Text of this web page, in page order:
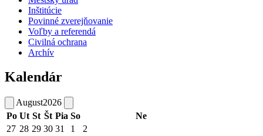
Inštitúcie
Povinné zverejňovanie
Voľby a referendá
Civilná ochrana
Archív
Kalendár
August2026
Po Ut St Št Pia So
Ne
27 28 29 30 31 1
2